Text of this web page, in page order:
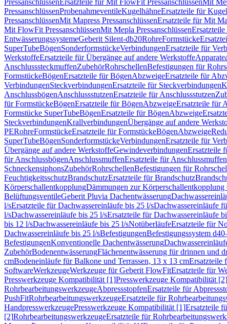
PressanschlüssenErsatzteile für Mit FlowFit PressanschlüssenMit
PressanschlüssenProbenahmeventileKugelhähneErsatzteile für
PressanschlüssenMit Mapress PressanschlüssenErsatzteile für Mit
Mit FlowFit PressanschlüssenMit Mepla Pressanschlüssen
EntwässerungssystemeGeberit Silent-db20RohreFormstücke
SuperTubeBögenSonderformstückeVerbindungenErsatzteile für
WerkstoffeErsatzteile für Übergänge auf andere Werkstoffe
AnschlusssteckmuffenZubehörRohrschellenBefestigungen für
FormstückeBögenErsatzteile für BögenAbzweigeErsatzteile für
VerbindungenSteckverbindungenErsatzteile für Steckverbindungen
AnschlussbögenAnschlussstutzenErsatzteile für Anschlussstutzen
für FormstückeBögenErsatzteile für BögenAbzweigeErsatzteile für
Formstücke SuperTubeBögenErsatzteile für BögenAbzweige
SteckverbindungenKrallverbindungenÜbergänge auf andere
PERohreFormstückeErsatzteile für FormstückeBögenAbzweige
SuperTubeBögenSonderformstückeVerbindungenErsatzteile für
Übergänge auf andere WerkstoffeGewindeverbindungenErsatzteile
für AnschlussbögenAnschlussmuffenErsatzteile für Anschlussmuffen
SchneckensiphonsZubehörRohrschellenBefestigungen für
FeuchtigkeitsschutzBrandschutzErsatzteile für Brandschutz
KörperschallentkopplungDämmungen zur
BelüftungsventileGeberit Pluvia Dachentwässerung
l/sErsatzteile für Dachwassereinläufe bis 25 l/sDachwassereinläufe
l/sDachwassereinläufe bis 25 l/sErsatzteile für Dachwassereinläufe
bis 12 l/sDachwassereinläufe bis 25 l/sNotüberläufeErsatzteile für
Dachwassereinläufe bis 25 l/sBefestigungenBefestigungssystem
BefestigungenKonventionelle Dachentwässerung
ZubehörBodenentwässerungFlächenentwässerung für drinnen und
cmBodeneinläufe für Balkone und Terrassen, 13 x 13 cmErsatzteile
SoftwareWerkzeugeWerkzeuge für Geberit FlowFitErsatzteile für
Presswerkzeuge Kompatibilität [1]Presswerkzeuge Kompatibilität [2]
RohrbearbeitungswerkzeugeAbpressstopfenErsatzteile für
PushFitRohrbearbeitungswerkzeugeErsatzteile für
HandpresswerkzeugePresswerkzeuge Kompatibilität [1]Ersatzteile
[2]RohrbearbeitungswerkzeugeErsatzteile für